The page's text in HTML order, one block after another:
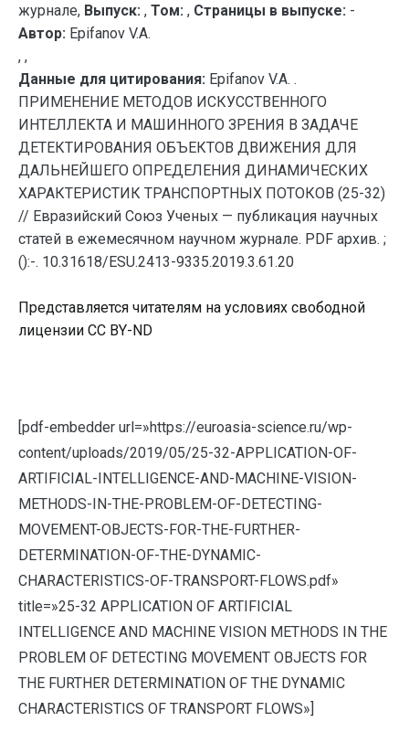
журнале, Выпуск: , Том: , Страницы в выпуске: -
Автор: Epifanov V.A.
, ,
Данные для цитирования: Epifanov V.A. .
ПРИМЕНЕНИЕ МЕТОДОВ ИСКУССТВЕННОГО
ИНТЕЛЛЕКТА И МАШИННОГО ЗРЕНИЯ В ЗАДАЧЕ
ДЕТЕКТИРОВАНИЯ ОБЪЕКТОВ ДВИЖЕНИЯ ДЛЯ
ДАЛЬНЕЙШЕГО ОПРЕДЕЛЕНИЯ ДИНАМИЧЕСКИХ
ХАРАКТЕРИСТИК ТРАНСПОРТНЫХ ПОТОКОВ (25-32)
// Евразийский Союз Ученых — публикация научных
статей в ежемесячном научном журнале. PDF архив. ;
():-. 10.31618/ESU.2413-9335.2019.3.61.20
Представляется читателям на условиях свободной
лицензии CC BY-ND
[pdf-embedder url=»https://euroasia-science.ru/wp-
content/uploads/2019/05/25-32-APPLICATION-OF-
ARTIFICIAL-INTELLIGENCE-AND-MACHINE-VISION-
METHODS-IN-THE-PROBLEM-OF-DETECTING-
MOVEMENT-OBJECTS-FOR-THE-FURTHER-
DETERMINATION-OF-THE-DYNAMIC-
CHARACTERISTICS-OF-TRANSPORT-FLOWS.pdf»
title=»25-32 APPLICATION OF ARTIFICIAL
INTELLIGENCE AND MACHINE VISION METHODS IN THE
PROBLEM OF DETECTING MOVEMENT OBJECTS FOR
THE FURTHER DETERMINATION OF THE DYNAMIC
CHARACTERISTICS OF TRANSPORT FLOWS»]